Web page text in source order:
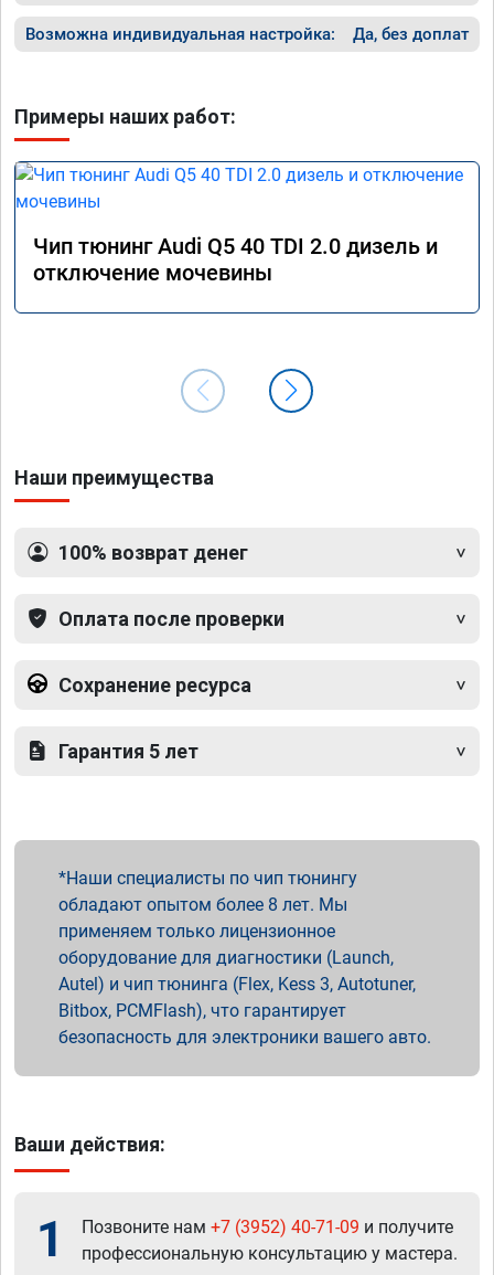
Возможна индивидуальная настройка: Да, без доплат
Примеры наших работ:
Чип тюнинг Audi Q5 40 TDI 2.0 дизель и
отключение мочевины
Наши преимущества
100% возврат денег
Оплата после проверки
Сохранение ресурса
Гарантия 5 лет
Наши специалисты по чип тюнингу
обладают опытом более 8 лет. Мы
применяем только лицензионное
оборудование для диагностики (Launch,
Autel) и чип тюнинга (Flex, Kess 3, Autotuner,
Bitbox, PCMFlash), что гарантирует
безопасность для электроники вашего авто.
Ваши действия:
1 Позвоните нам +7 (3952) 40-71-09 и получите
профессиональную консультацию у мастера.